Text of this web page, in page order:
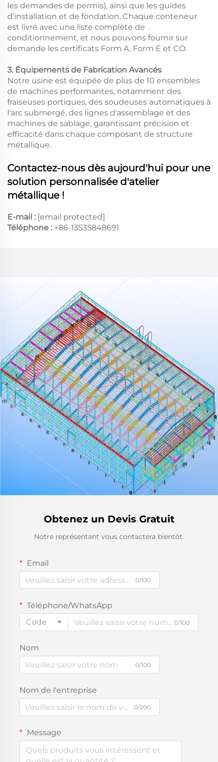
les demandes de permis), ainsi que les guides
d'installation et de fondation. Chaque conteneur
est livré avec une liste complète de
conditionnement, et nous pouvons fournir sur
demande les certificats Form A, Form E et CO.
3. Équipements de Fabrication Avancés
Notre usine est équipée de plus de 10 ensembles
de machines performantes, notamment des
fraiseuses portiques, des soudeuses automatiques à
l'arc submergé, des lignes d'assemblage et des
machines de sablage, garantissant précision et
efficacité dans chaque composant de structure
métallique.
Contactez-nous dès aujourd'hui pour une
solution personnalisée d'atelier
métallique !
E-mail : [email protected]
Téléphone : +86-13535848691
Obtenez un Devis Gratuit
Notre représentant vous contactera bientôt.
Email
0/100
Téléphone/WhatsApp
Code
0/100
Nom
0/100
Nom de l'entreprise
0/200
Message